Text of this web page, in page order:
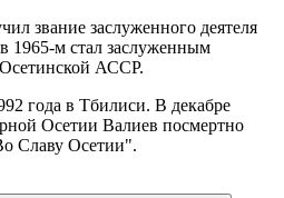
звание заслуженного деятеля
1965-м стал заслуженным
Осетинской АССР.
года в Тбилиси. В декабре
Осетии Валиев посмертно
Славу Осетии".